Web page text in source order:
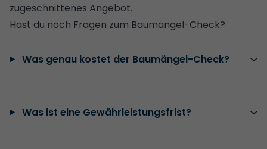
zugeschnittenes Angebot.
Hast du noch Fragen zum Baumängel-Check?
Was genau kostet der Baumängel-Check?
Was ist eine Gewährleistungsfrist?